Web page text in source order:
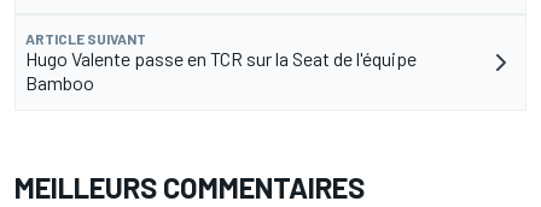
ARTICLE SUIVANT
Hugo Valente passe en TCR sur la Seat de l'équipe
Bamboo
MEILLEURS COMMENTAIRES